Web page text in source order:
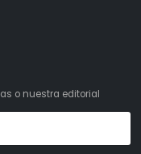
o nuestra editorial